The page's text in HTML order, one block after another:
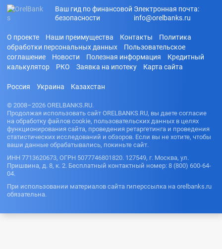
Ваш гид по финансовой
безопасности
Электронная почта:
info@orelbanks.ru
О проекте Наши преимущества Контакты
Политика
обработки персональных данных
Пользовательское
соглашение
Новости Полезная информация
Кредитный
калькулятор
РКО Заявка на ипотеку Карта сайта
Россия Украина Казахстан
© 2008–2026 ORELBANKS.RU.
Продолжая использовать сайт ORELBANKS.RU, вы даете согласие
на обработку файлов cookie, пользовательских данных в целях
функционирования сайта, проведения ретаргетинга и проведения
статистических исследований и обзоров. Если вы не хотите, чтобы
ваши данные обрабатывались, покиньте сайт.
ИНН 7713620673, ОГРН 5077746801820. 127549, г. Москва, ул.
Пришвина, д. 8, к. 2. Бесплатный контактный номер: 8 (800) 600-64-
04.
При использовании материалов сайта гиперссылка на orelbanks.ru
обязательна.